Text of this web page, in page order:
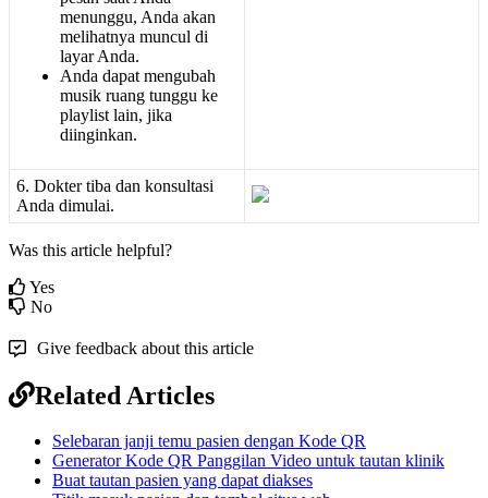
menunggu, Anda akan
melihatnya muncul di
layar Anda.
Anda dapat mengubah
musik ruang tunggu ke
playlist lain, jika
diinginkan.
6. Dokter tiba dan konsultasi
Anda dimulai.
Was this article helpful?
Yes
No
Give feedback about this article
Related Articles
Selebaran janji temu pasien dengan Kode QR
Generator Kode QR Panggilan Video untuk tautan klinik
Buat tautan pasien yang dapat diakses